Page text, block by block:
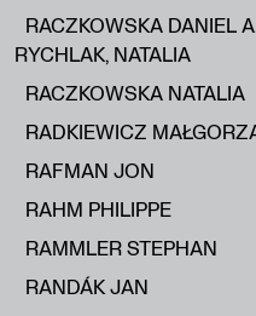
RACZKOWSKA DANIEL
RYCHLAK, NATALIA
RACZKOWSKA NATALIA
RADKIEWICZ
RAFMAN JON
RAHM PHILIPPE
RAMMLER STEPHAN
RANDÁK JAN